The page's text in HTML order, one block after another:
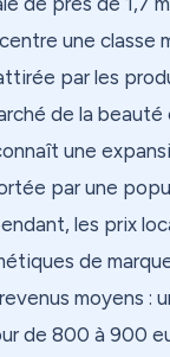
une classe
par les
de la beauté
une
par une
les prix
de
moyens :
de 800 à 900